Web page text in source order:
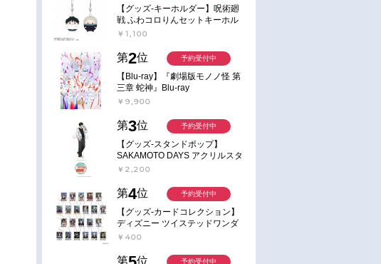
【グッズ-キーホルダー】呪術廻
戦 ふわコロりんセットキーホル
ダー【アニメイト特典付】
￥1,100
第2位
【Blu-ray】『劇場版モノノ怪 第
三章 蛇神』Blu-ray
￥9,900
予約受付中
第3位
【グッズ-スタンドポップ】
SAKAMOTO DAYS アクリルスタ
ンド～Sunny Afternoon～ 4.南雲
￥2,200
予約受付中
第4位
【グッズ-カードコレクション】
ディズニー ツイステッドワンダ
ーランド ランダムカードコレク
￥400
予約受付中
第 位 予約受付中